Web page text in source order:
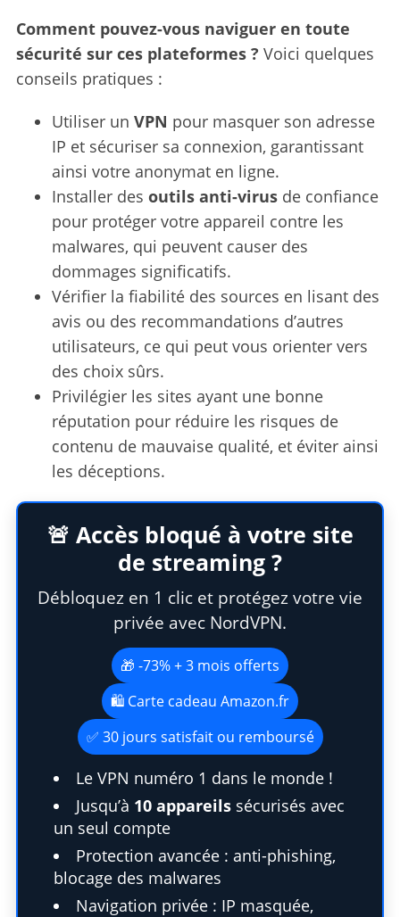
Comment pouvez-vous naviguer en toute
sécurité sur ces plateformes ? Voici quelques
conseils pratiques :
Utiliser un VPN pour masquer son adresse
IP et sécuriser sa connexion, garantissant
ainsi votre anonymat en ligne.
Installer des outils anti-virusde confiance
pour protéger votre appareil contre les
malwares, qui peuvent causer des
dommages significatifs.
Vérifier la fiabilité des sources en lisant des
avis ou des recommandations d’autres
utilisateurs, ce qui peut vous orienter vers
des choix sûrs.
Privilégier les sites ayant une bonne
réputation pour réduire les risques de
contenu de mauvaise qualité, et éviter ainsi
les déceptions.
🚨 Accès bloqué à votre site
de streaming ?
Débloquez en 1 clic et protégez votre vie
privée avec NordVPN.
🎁 -73% + 3 mois offerts
🛍️ Carte cadeau Amazon.fr
✅ 30 jours satisfait ou remboursé
Le VPN numéro 1 dans le monde !
Jusqu’à 10 appareilssécurisés avec
un seul compte
Protection avancée : anti-phishing,
blocage des malwares
Navigation privée : IP masquée,
e
r
c
f
o
r